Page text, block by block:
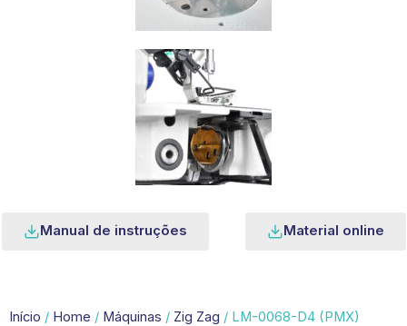
Manual de instruções Material online
Início / Home / Máquinas / Zig Zag / LM-0068-D4 (PMX)